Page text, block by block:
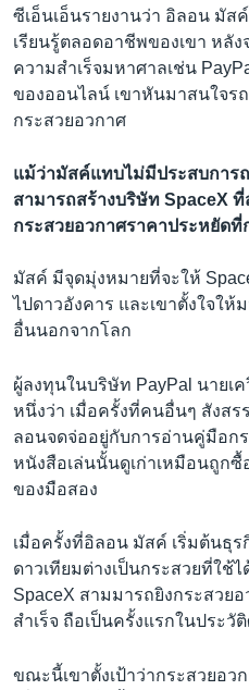
ซีเอ็นเอ็นรายงานว่า อิลอน มัส
เรียนรู้ตลอดอาชีพของเขา หลั
ความสำเร็จมหาศาลเช่น
ของออนไลน์ เขาหันมาสนใจร
กระสวยอวกาศ
แม้ว่ามัสค์แทบไม่มีประสบการ
สามารถสร้างบริษัท SpaceX
กระสวยอวกาศราคาประหยัด
มัสค์ มีจุดมุ่งหมายที่จะให้
ไปดาวอังคาร และเขาตั้งใจให้
อื่นนอกจากโลก
ผู้ลงทุนในบริษัท PayPal นายเ
หนึ่งว่า เมื่อครั้งที่คนอื่นๆ สังสร
ลอนจดจ่ออยู่กับการอ่านคู่มือก
หนังสือเล่นนั้นดูเก่าเหมือนถูกซื้
ของมือสอง
เมื่อครั้งที่อิลอน มัสค์ เริ่มต้นธุร
ดาวเทียมต่างเป็นกระสวยที่ใช้
SpaceX สามมารถยิงกระสวย
สำเร็จ ถือเป็นครั้งแรกในประวั
ขณะนี้เขาตั้งเป้าว่ากระสวยอว